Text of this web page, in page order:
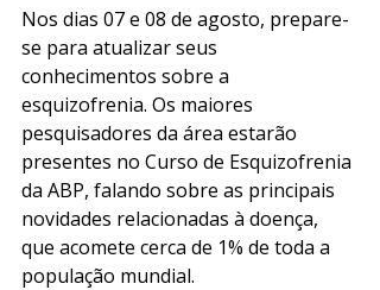
Nos dias 07 e 08 de agosto, prepare-
se para atualizar seus
conhecimentos sobre a
esquizofrenia. Os maiores
pesquisadores da área estarão
presentes no Curso de Esquizofrenia
da ABP, falando sobre as principais
novidades relacionadas à doença,
que acomete cerca de 1% de toda a
população mundial.